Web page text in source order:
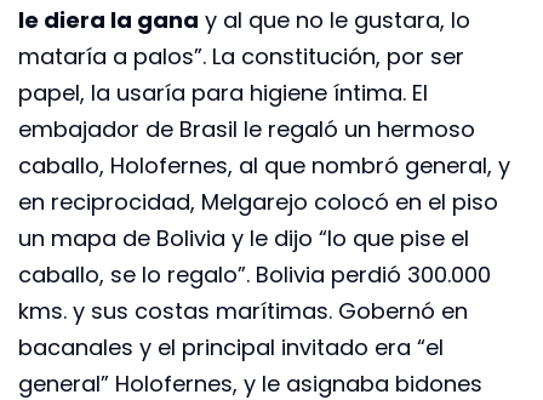
le diera la gana y al que no le gustara, lo
mataría a palos”. La constitución, por ser
papel, la usaría para higiene íntima. El
embajador de Brasil le regaló un hermoso
caballo, Holofernes, al que nombró general, y
en reciprocidad, Melgarejo colocó en el piso
un mapa de Bolivia y le dijo “lo que pise el
caballo, se lo regalo”. Bolivia perdió 300.000
kms. y sus costas marítimas. Gobernó en
bacanales y el principal invitado era “el
general” Holofernes, y le asignaba bidones